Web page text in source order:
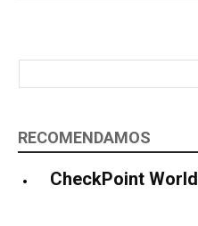
RECOMENDAMOS
CheckPoint World